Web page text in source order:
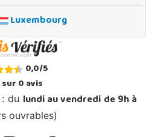
Luxembourg
0,0/5
0avis
du lundi au vendredi de 9h à
ouvrables)